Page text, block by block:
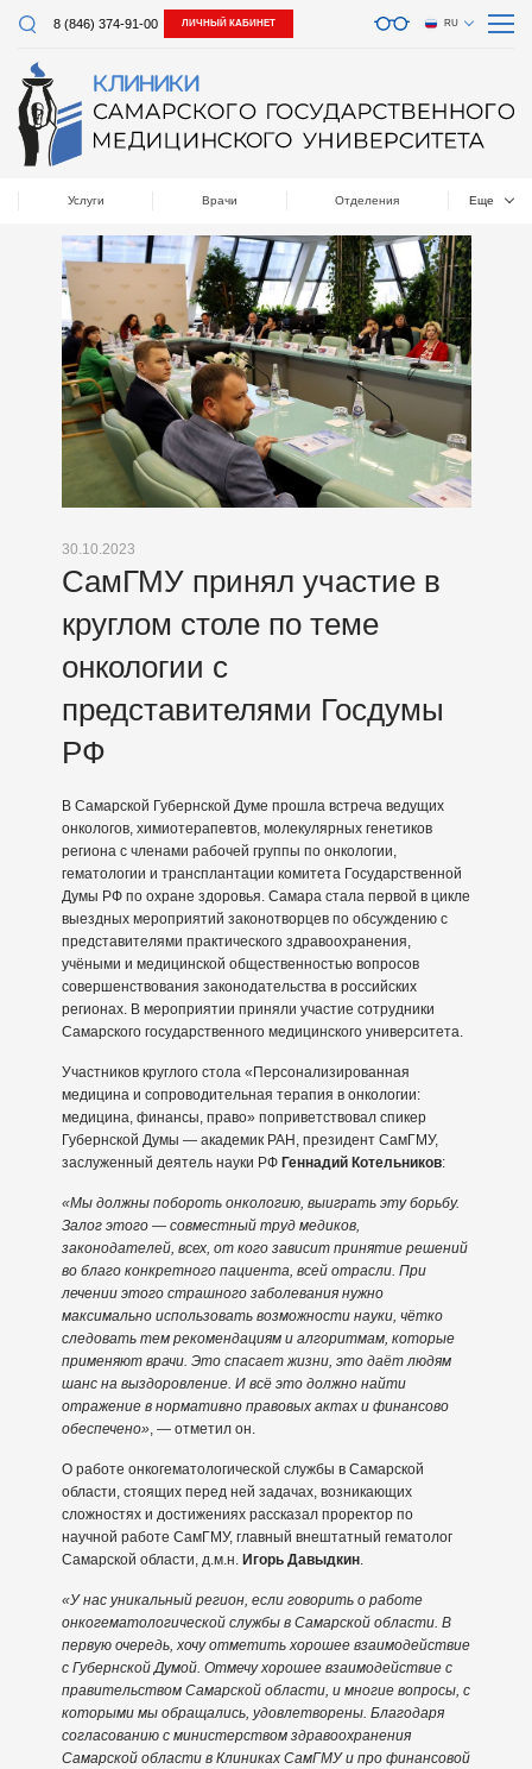
8 (846) 374-91-00 ЛИЧНЫЙ КАБИНЕТ RU
Услуги Врачи Отделения Еще
30.10.2023
СамГМУ принял участие в
круглом столе по теме
онкологии с
представителями Госдумы
РФ
В Самарской Губернской Думе прошла встреча ведущих
онкологов, химиотерапевтов, молекулярных генетиков
региона с членами рабочей группы по онкологии,
гематологии и трансплантации комитета Государственной
Думы РФ по охране здоровья. Самара стала первой в цикле
выездных мероприятий законотворцев по обсуждению с
представителями практического здравоохранения,
учёными и медицинской общественностью вопросов
совершенствования законодательства в российских
регионах. В мероприятии приняли участие сотрудники
Самарского государственного медицинского университета.
Участников круглого стола «Персонализированная
медицина и сопроводительная терапия в онкологии:
медицина, финансы, право» поприветствовал спикер
Губернской Думы — академик РАН, президент СамГМУ,
заслуженный деятель науки РФ Геннадий Котельников:
«Мы должны побороть онкологию, выиграть эту борьбу.
Залог этого — совместный труд медиков,
законодателей, всех, от кого зависит принятие решений
во благо конкретного пациента, всей отрасли. При
лечении этого страшного заболевания нужно
максимально использовать возможности науки, чётко
следовать тем рекомендациям и алгоритмам, которые
применяют врачи. Это спасает жизни, это даёт людям
шанс на выздоровление. И всё это должно найти
отражение в нормативно правовых актах и финансово
обеспечено», — отметил он.
О работе онкогематологической службы в Самарской
области, стоящих перед ней задачах, возникающих
сложностях и достижениях рассказал проректор по
научной работе СамГМУ, главный внештатный гематолог
Самарской области, д.м.н. Игорь Давыдкин.
«У нас уникальный регион, если говорить о работе
онкогематологической службы в Самарской области. В
первую очередь, хочу отметить хорошее взаимодействие
с Губернской Думой. Отмечу хорошее взаимодействие с
правительством Самарской области, и многие вопросы, с
которыми мы обращались, удовлетворены. Благодаря
согласованию с министерством здравоохранения
Самарской области в Клиниках СамГМУ и про финансовой